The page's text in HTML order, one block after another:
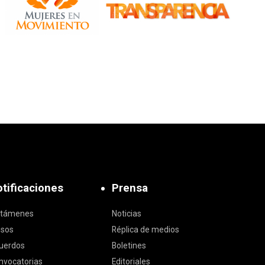
Prensa
Noticias
Réplica de medios
Boletines
Editoriales